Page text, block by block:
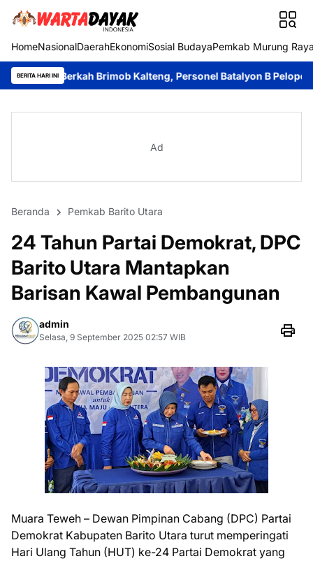
HomeNasionalDaerahEkonomiSosial BudayaPemkab Murung
BERITA HARI INI
Brimob Kalteng, Personel Batalyon B Pelopor Berbagi
Ad
Beranda Pemkab Barito Utara
24 Tahun Partai Demokrat, DPC
Barito Utara Mantapkan
Barisan Kawal Pembangunan
admin
Selasa, 9 September 2025 02:57 WIB
Muara Teweh – Dewan Pimpinan Cabang (DPC) Partai
Demokrat Kabupaten Barito Utara turut memperingati
Hari Ulang Tahun (HUT) ke-24 Partai Demokrat yang